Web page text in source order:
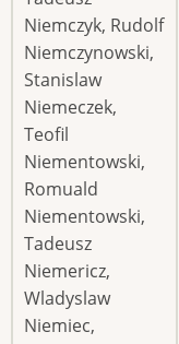
Niemczyk, Rudolf
Niemczynowski,
Stanislaw
Niemeczek,
Teofil
Niementowski,
Romuald
Niementowski,
Tadeusz
Niemericz,
Wladyslaw
Niemiec,